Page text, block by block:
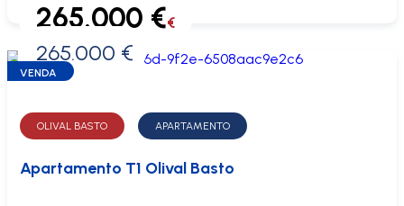
0 €
265.000 €€
265.000 €
VENDA
OLIVAL BASTO APARTAMENTO
Apartamento T1 Olival Basto